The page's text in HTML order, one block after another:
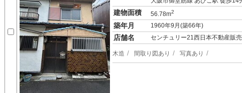
建物面積 56.78m2
築年月 1960年9月(築66年)
店舗名 センチュリー21西日本不動産販売
木造 間取り図あり 写真あり